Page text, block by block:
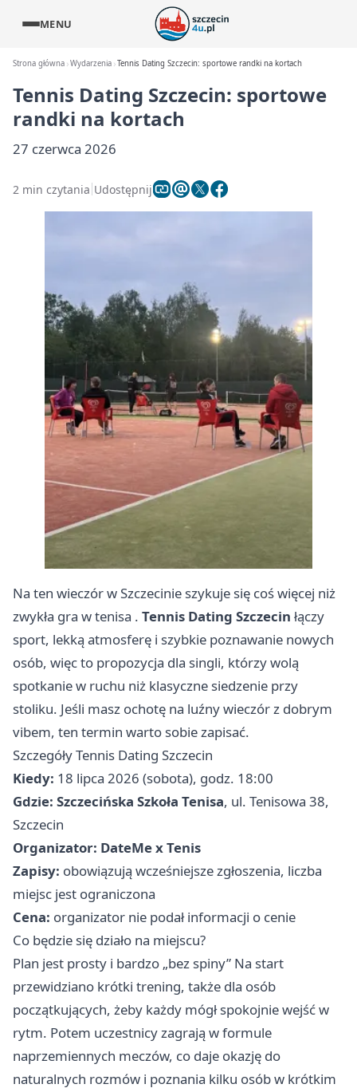
MENU
Strona główna Wydarzenia Tennis Dating Szczecin: sportowe randki na kortach
Tennis Dating Szczecin: sportowe
randki na kortach
27 czerwca 2026
2 min czytania Udostępnij
Na ten wieczór w Szczecinie szykuje się coś więcej niż
zwykła gra w tenisa . Tennis Dating Szczecin łączy
sport, lekką atmosferę i szybkie poznawanie nowych
osób, więc to propozycja dla singli, którzy wolą
spotkanie w ruchu niż klasyczne siedzenie przy
stoliku. Jeśli masz ochotę na luźny wieczór z dobrym
vibem, ten termin warto sobie zapisać.
Szczegóły Tennis Dating Szczecin
Kiedy: 18 lipca 2026 (sobota), godz. 18:00
Gdzie: Szczecińska Szkoła Tenisa, ul. Tenisowa 38,
Szczecin
Organizator: DateMe x Tenis
Zapisy: obowiązują wcześniejsze zgłoszenia, liczba
miejsc jest ograniczona
Cena: organizator nie podał informacji o cenie
Co będzie się działo na miejscu?
Plan jest prosty i bardzo „bez spiny” Na start
przewidziano krótki trening, także dla osób
początkujących, żeby każdy mógł spokojnie wejść w
rytm. Potem uczestnicy zagrają w formule
naprzemiennych meczów, co daje okazję do
naturalnych rozmów i poznania kilku osób w krótkim